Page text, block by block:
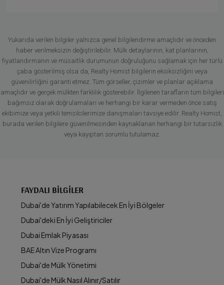
Yukarıda verilen bilgiler yalnızca genel bilgilendirme amaçlıdır ve önceden
haber verilmeksizin değiştirilebilir. Mülk detaylarının, kat planlarının,
fiyatlandırmanın ve müsaitlik durumunun doğruluğunu sağlamak için her türlü
çaba gösterilmiş olsa da, Realty Homist bilgilerin eksiksizliğini veya
güvenilirliğini garanti etmez. Tüm görseller, çizimler ve planlar açıklama
amaçlıdır ve gerçek mülkten farklılık gösterebilir. İlgilenen tarafların tüm bilgileri
bağımsız olarak doğrulamaları ve herhangi bir karar vermeden önce satış
ekibimize veya yetkili temsilcilerimize danışmaları tavsiye edilir. Realty Homist,
burada verilen bilgilere güvenilmesinden kaynaklanan herhangi bir tutarsızlık
veya kayıptan sorumlu tutulamaz.
FAYDALI BILGILER
Dubai'de Yatırım Yapılabilecek En İyi Bölgeler
Dubai'deki En İyi Geliştiriciler
Dubai Emlak Piyasası
BAE Altın Vize Programı
Dubai'de Mülk Yönetimi
Dubai'de Mülk Nasıl Alınır/Satılır